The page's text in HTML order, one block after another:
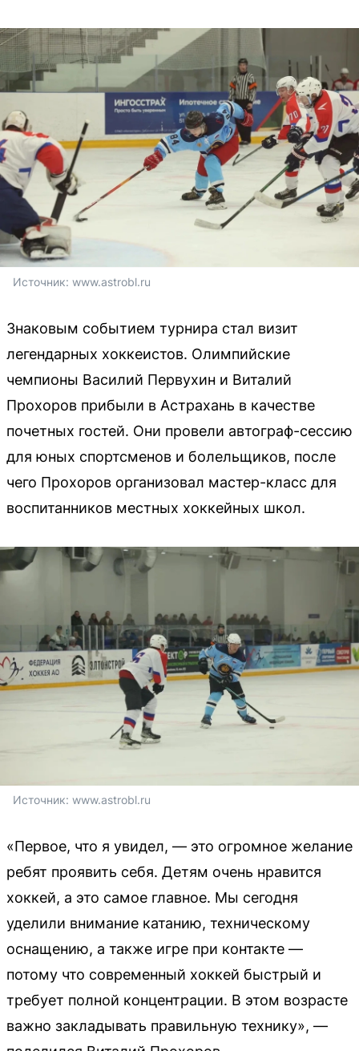
Источник: www.astrobl.ru
Знаковым событием турнира стал визит
легендарных хоккеистов. Олимпийские
чемпионы Василий Первухин и Виталий
Прохоров прибыли в Астрахань в качестве
почетных гостей. Они провели автограф-сессию
для юных спортсменов и болельщиков, после
чего Прохоров организовал мастер-класс для
воспитанников местных хоккейных школ.
Источник: www.astrobl.ru
«Первое, что я увидел, — это огромное желание
ребят проявить себя. Детям очень нравится
хоккей, а это самое главное. Мы сегодня
уделили внимание катанию, техническому
оснащению, а также игре при контакте —
потому что современный хоккей быстрый и
требует полной концентрации. В этом возрасте
важно закладывать правильную технику», —